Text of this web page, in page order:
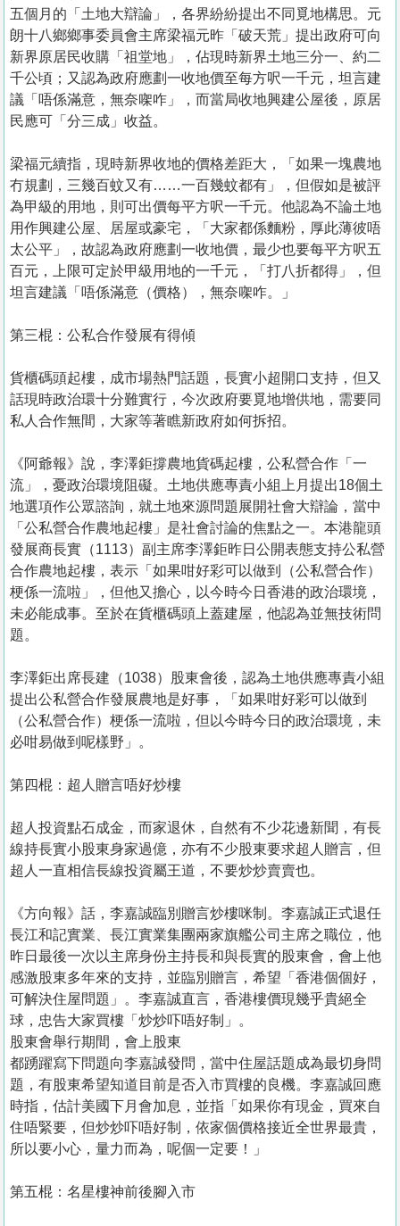
五個月的「土地大辯論」，各界紛紛提出不同覓地構思。元
朗十八鄉鄉事委員會主席梁福元昨「破天荒」提出政府可向
新界原居民收購「祖堂地」，佔現時新界土地三分一、約二
千公頃；又認為政府應劃一收地價至每方呎一千元，坦言建
議「唔係滿意，無奈㗎咋」，而當局收地興建公屋後，原居
民應可「分三成」收益。
梁福元續指，現時新界收地的價格差距大，「如果一塊農地
冇規劃，三幾百蚊又有……一百幾蚊都有」，但假如是被評
為甲級的用地，則可出價每平方呎一千元。他認為不論土地
用作興建公屋、居屋或豪宅，「大家都係麵粉，厚此薄彼唔
太公平」，故認為政府應劃一收地價，最少也要每平方呎五
百元，上限可定於甲級用地的一千元，「打八折都得」，但
坦言建議「唔係滿意（價格），無奈㗎咋。」
第三棍：公私合作發展有得傾
貨櫃碼頭起樓，成市場熱門話題，長實小超開口支持，但又
話現時政治環十分難實行，今次政府要覓地增供地，需要同
私人合作無間，大家等著瞧新政府如何拆招。
《阿爺報》說，李澤鉅撐農地貨碼起樓，公私營合作「一
流」，憂政治環境阻礙。土地供應專責小組上月提出18個土
地選項作公眾諮詢，就土地來源問題展開社會大辯論，當中
「公私營合作農地起樓」是社會討論的焦點之一。本港龍頭
發展商長實（1113）副主席李澤鉅昨日公開表態支持公私營
合作農地起樓，表示「如果咁好彩可以做到（公私營合作）
梗係一流啦」，但他又擔心，以今時今日香港的政治環境，
未必能成事。至於在貨櫃碼頭上蓋建屋，他認為並無技術問
題。
李澤鉅出席長建（1038）股東會後，認為土地供應專責小組
提出公私營合作發展農地是好事，「如果咁好彩可以做到
（公私營合作）梗係一流啦，但以今時今日的政治環境，未
必咁易做到呢樣野」。
第四棍：超人贈言唔好炒樓
超人投資點石成金，而家退休，自然有不少花邊新聞，有長
線持長實小股東身家過億，亦有不少股東要求超人贈言，但
超人一直相信長線投資屬王道，不要炒炒賣賣也。
《方向報》話，李嘉誠臨別贈言炒樓咪制。李嘉誠正式退任
長江和記實業、長江實業集團兩家旗艦公司主席之職位，他
昨日最後一次以主席身份主持長和與長實的股東會，會上他
感激股東多年來的支持，並臨別贈言，希望「香港個個好，
可解決住屋問題」。李嘉誠直言，香港樓價現幾乎貴絕全
球，忠告大家買樓「炒炒吓唔好制」。
股東會舉行期間，會上股東
都踴躍寫下問題向李嘉誠發問，當中住屋話題成為最切身問
題，有股東希望知道目前是否入市買樓的良機。李嘉誠回應
時指，估計美國下月會加息，並指「如果你有現金，買來自
住唔緊要，但炒炒吓唔好制，依家個價格接近全世界最貴，
所以要小心，量力而為，呢個一定要！」
第五棍：名星樓神前後腳入市